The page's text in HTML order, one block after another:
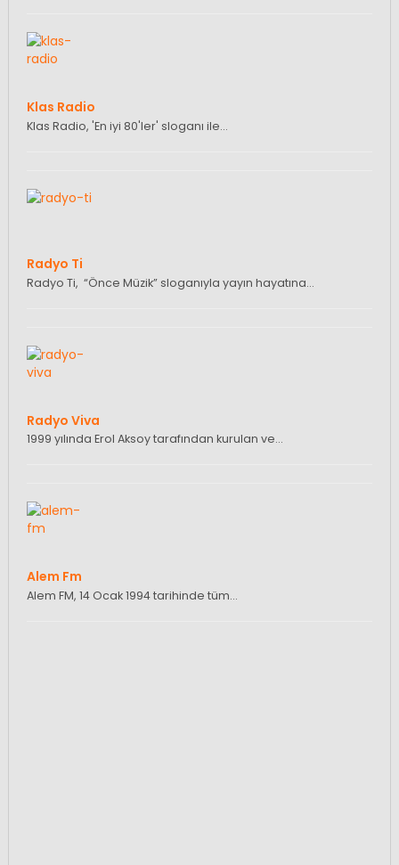
Klas Radio
Klas Radio, 'En iyi 80'ler' sloganı ile…
Radyo Ti
Radyo Ti, “Önce Müzik” sloganıyla yayın hayatına…
Radyo Viva
1999 yılında Erol Aksoy tarafından kurulan ve…
Alem Fm
Alem FM, 14 Ocak 1994 tarihinde tüm…